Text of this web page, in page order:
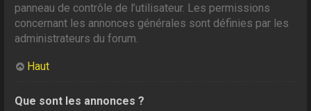
panneau de contrôle de l’utilisateur. Les permissions
concernant les annonces générales sont définies par les
administrateurs du forum.
Haut
Que sont les annonces ?